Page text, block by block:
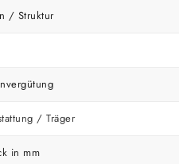
/ Struktur
/ Träger
in mm